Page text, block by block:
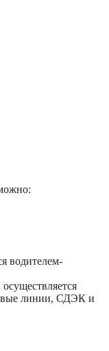
водителем-
линии, СДЭК и